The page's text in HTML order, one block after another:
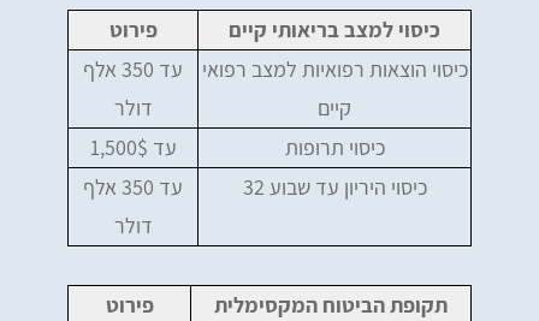
כיסוי למצב בריאותי קיים
פירוט
כיסוי הוצאות רפואיות למצב רפואי
קיים
עד 350 אלף
דולר
כיסוי תרופות
עד 1,500$
כיסוי היריון עד שבוע 32
עד 350 אלף
דולר
תקופת הביטוח המקסימלית
פירוט